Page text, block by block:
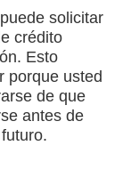
solicitar
crédito
Esto
porque usted
de que
antes de